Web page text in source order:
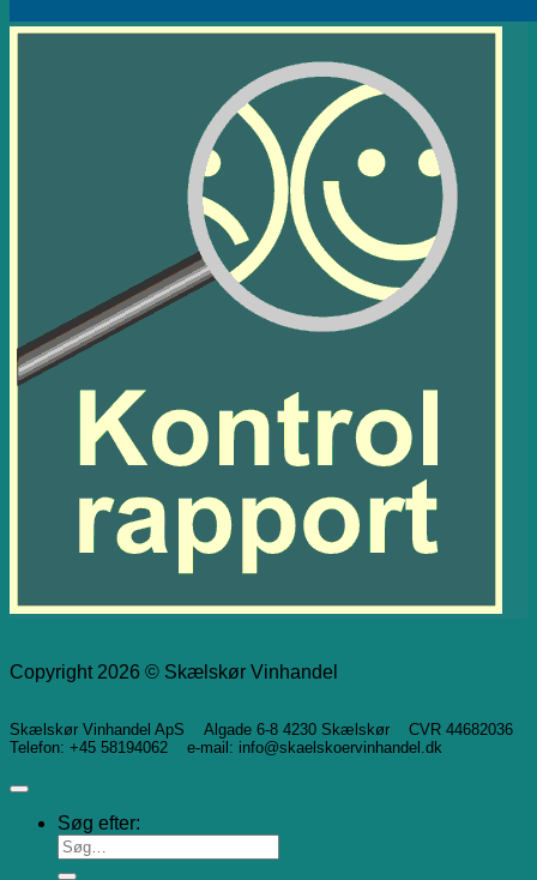
Copyright 2026 © Skælskør Vinhandel
Skælskør Vinhandel ApS Algade 6-8 4230 Skælskør CVR 44682036
Telefon: +45 58194062 e-mail: info@skaelskoervinhandel.dk
Søg efter: